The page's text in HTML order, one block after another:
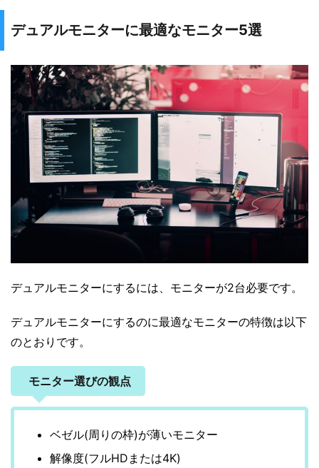
デュアルモニターに最適なモニター5選
デュアルモニターにするには、モニターが2台必要です。
デュアルモニターにするのに最適なモニターの特徴は以下
のとおりです。
モニター選びの観点
ベゼル(周りの枠)が薄いモニター
解像度(フルHDまたは4K)